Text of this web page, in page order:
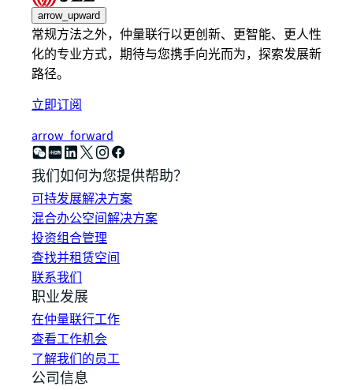
arrow_upward
常规方法之外，仲量联行以更创新、更智能、更人性
化的专业方式，期待与您携手向光而为，探索发展新
路径。
立即订阅
arrow_forward
我们如何为您提供帮助？
可持发展解决方案
混合办公空间解决方案
投资组合管理
查找并租赁空间
联系我们
职业发展
在仲量联行工作
查看工作机会
了解我们的员工
公司信息